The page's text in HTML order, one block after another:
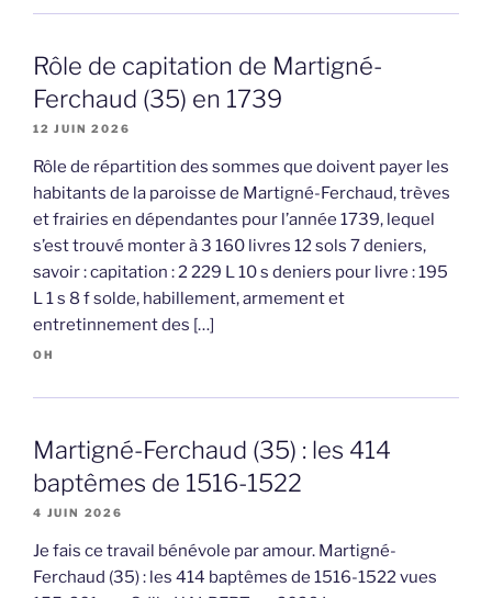
Rôle de capitation de Martigné-
Ferchaud (35) en 1739
12 JUIN 2026
Rôle de répartition des sommes que doivent payer les
habitants de la paroisse de Martigné-Ferchaud, trèves
et frairies en dépendantes pour l’année 1739, lequel
s’est trouvé monter à 3 160 livres 12 sols 7 deniers,
savoir : capitation : 2 229 L 10 s deniers pour livre : 195
L 1 s 8 f solde, habillement, armement et
entretinnement des […]
OH
Martigné-Ferchaud (35) : les 414
baptêmes de 1516-1522
4 JUIN 2026
Je fais ce travail bénévole par amour. Martigné-
Ferchaud (35) : les 414 baptêmes de 1516-1522 vues